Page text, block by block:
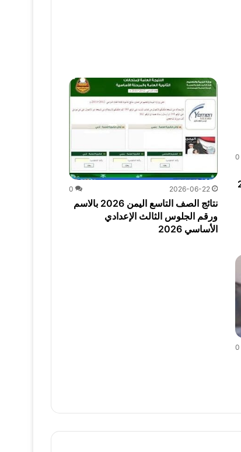
0
2026-06-22
0
نتائج الصف التاسع اليمن 2026 بالاسم
ورقم الجلوس الثالث الإعدادي
الأساسي 2026
0